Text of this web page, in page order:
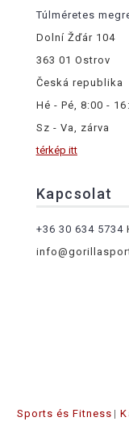
Túlméretes
Dolní Žďár 104
363 01 Ostrov
Česká republika
Hé - Pé, 8:00 -
Sz - Va, zárva
térkép itt
Kapcsolat
+36 30 634 5734
Sports és Fitness